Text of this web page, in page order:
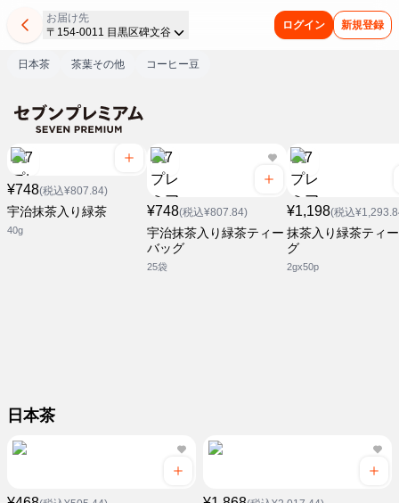
お届け先
〒154-0011 目黒区碑文谷
ログイン 新規登録
日本茶 茶葉その他 コーヒー豆
¥748(税込¥807.84)
宇治抹茶入り緑茶
40g
¥748(税込¥807.84)
宇治抹茶入り緑茶ティー
バッグ
25袋
¥1,198(税込
抹茶入り緑茶ティ
グ
2gx50p
日本茶